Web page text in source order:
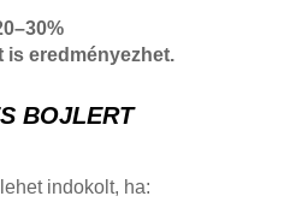
is eredményezhet.
BOJLERT
indokolt, ha: